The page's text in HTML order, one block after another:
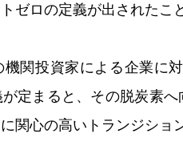
ゼロの定義が出されたこ
関投資家による企業に
定まると、その脱炭素
関心の高いトランジショ